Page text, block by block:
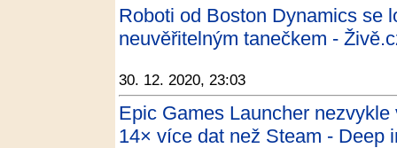
Roboti od Boston Dynamics se
neuvěřitelným tanečkem -
30. 12. 2020, 23:03
Epic Games Launcher
14× více dat než Steam - Deep